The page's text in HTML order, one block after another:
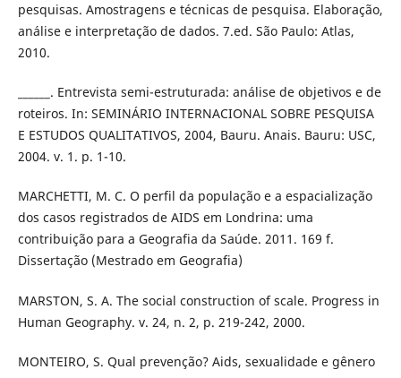
pesquisas. Amostragens e técnicas de pesquisa. Elaboração,
análise e interpretação de dados. 7.ed. São Paulo: Atlas,
2010.
______. Entrevista semi-estruturada: análise de objetivos e de
roteiros. In: SEMINÁRIO INTERNACIONAL SOBRE PESQUISA
E ESTUDOS QUALITATIVOS, 2004, Bauru. Anais. Bauru: USC,
2004. v. 1. p. 1-10.
MARCHETTI, M. C. O perfil da população e a espacialização
dos casos registrados de AIDS em Londrina: uma
contribuição para a Geografia da Saúde. 2011. 169 f.
Dissertação (Mestrado em Geografia)
MARSTON, S. A. The social construction of scale. Progress in
Human Geography. v. 24, n. 2, p. 219-242, 2000.
MONTEIRO, S. Qual prevenção? Aids, sexualidade e gênero